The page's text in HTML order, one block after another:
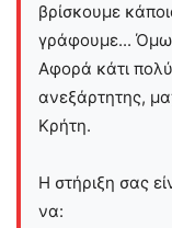
βρίσκουμε
γράφουμε...
Αφορά κάτι πολύ
ανεξάρτητης,
Kρήτη.
Η στήριξη σας
να: